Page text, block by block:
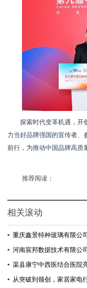
探索时代变革机遇，开
力当好品牌强国的宣传者、
前行，为推动中国品牌高质
推荐阅读：
相关滚动
▪ 重庆鑫景特种玻璃有限公
▪ 河南宸邦数据技术有限公
▪ 渠县康宁中西医结合医院
▪ 从突破到领创，家居家电